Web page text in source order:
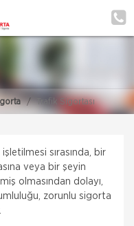
Trafik Sigortası
sırasında, bir
veya bir şeyin
olmasından dolayı,
zorunlu sigorta